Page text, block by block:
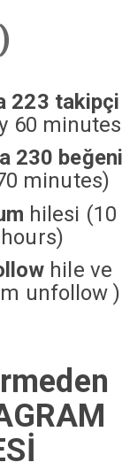
223 takipçi
60
230 beğeni
minutes)
hilesi (10
hile ve
unfollow )